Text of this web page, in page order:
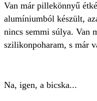
Van már pillekönnyű
alumíniumból készült,
nincs semmi súlya. Van
szilikonpoharam, s már
Na, igen, a bicska...